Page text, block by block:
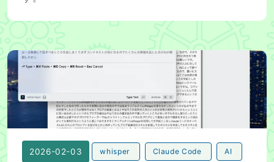
whisper-realtimeとClaude Codeで実現する音声入力ブ
2026-02-03 whisper Claude Code AI